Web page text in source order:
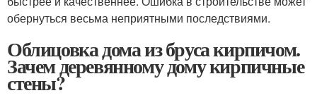
обернуться весьма неприятными последствиями.
Облицовка дома из бруса кирпичом.
Зачем деревянному дому кирпичные
стены?